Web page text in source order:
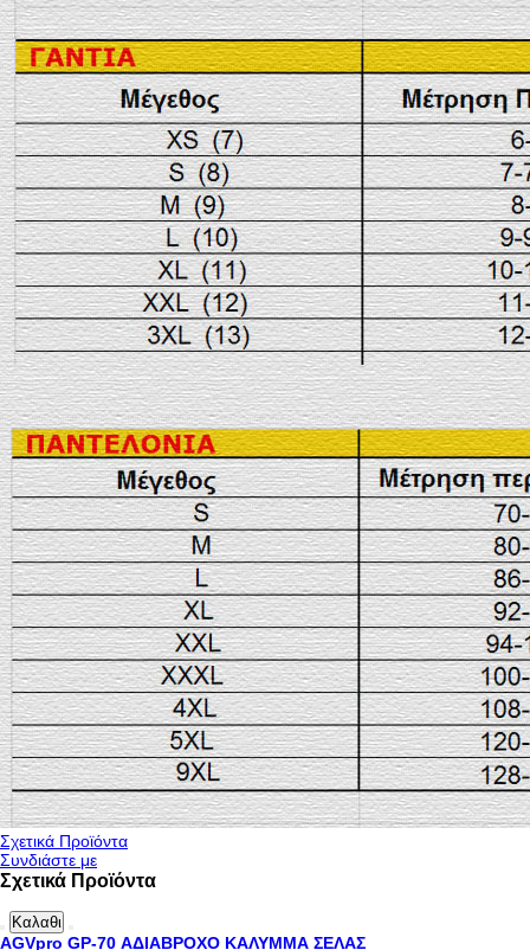
Σχετικά Προϊόντα
Συνδιάστε με
Σχετικά Προϊόντα
Καλαθι
AGVpro GP-70 ΑΔΙΑΒΡΟΧΟ ΚΑΛΥΜΜΑ ΣΕΛΑΣ